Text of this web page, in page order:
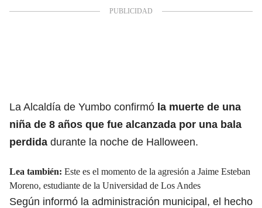
La Alcaldía de Yumbo confirmó la muerte de una
niña de 8 años que fue alcanzada por una bala
perdida durante la noche de Halloween.
Lea también: Este es el momento de la agresión a Jaime Esteban
Moreno, estudiante de la Universidad de Los Andes
Según informó la administración municipal, el hecho